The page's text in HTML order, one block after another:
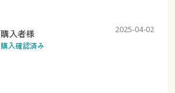
入者様
購入確認済み
2025-04-02